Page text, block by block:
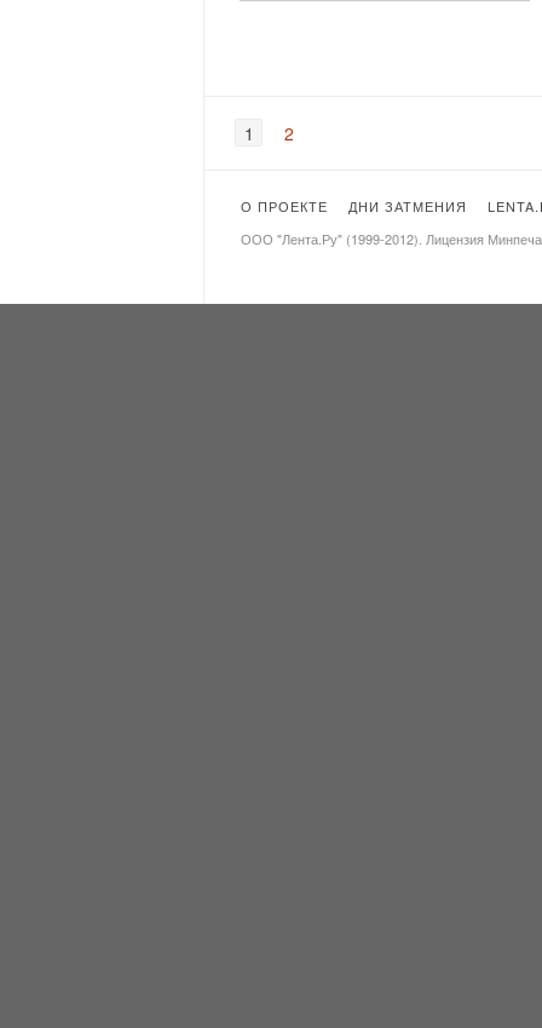
1 2
О ПРОЕКТЕ ДНИ ЗАТМЕНИЯ
ООО "Лента.Ру" (1999-2012). Лицензия